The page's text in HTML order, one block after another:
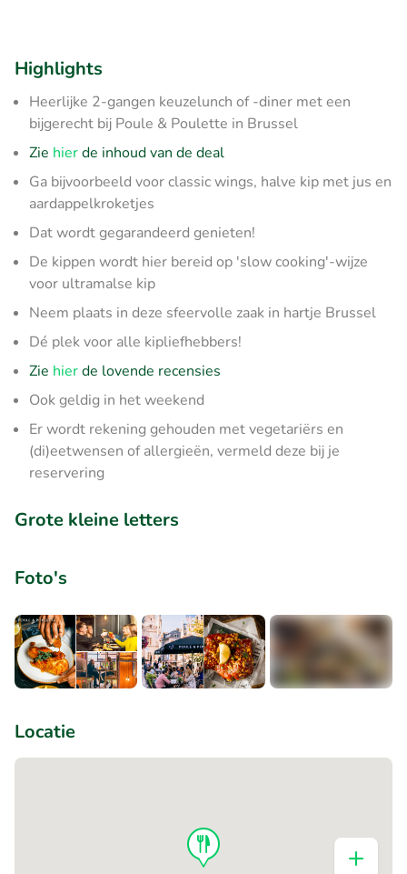
Highlights
Heerlijke 2-gangen keuzelunch of -diner met een
bijgerecht bij Poule & Poulette in Brussel
Zie hierde inhoud van de deal
Ga bijvoorbeeld voor classic wings, halve kip met jus en
aardappelkroketjes
Dat wordt gegarandeerd genieten!
De kippen wordt hier bereid op 'slow cooking'-wijze
voor ultramalse kip
Neem plaats in deze sfeervolle zaak in hartje Brussel
Dé plek voor alle kipliefhebbers!
Zie hierde lovende recensies
Ook geldig in het weekend
Er wordt rekening gehouden met vegetariërs en
(di)eetwensen of allergieën, vermeld deze bij je
reservering
Grote kleine letters
Foto's
Locatie